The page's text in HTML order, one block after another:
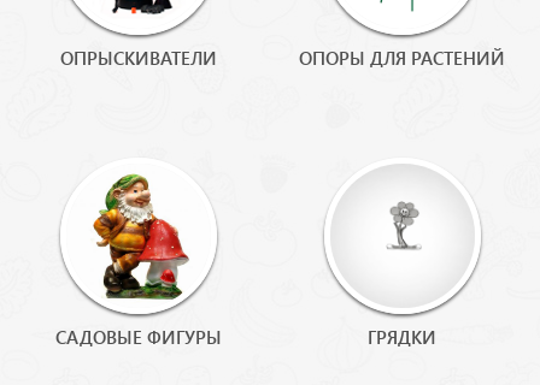
ОПРЫСКИВАТЕЛИ ОПОРЫ ДЛЯ РАСТЕНИЙ
САДОВЫЕ ФИГУРЫ ГРЯДКИ